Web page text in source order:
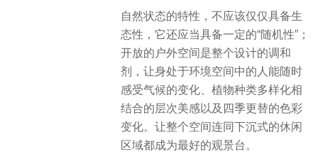
自然状态的特性，不应该仅仅具备生
态性，它还应当具备一定的“随机性”；
开放的户外空间是整个设计的调和
剂，让身处于环境空间中的人能随时
感受气候的变化、植物种类多样化相
结合的层次美感以及四季更替的色彩
变化。让整个空间连同下沉式的休闲
区域都成为最好的观景台。